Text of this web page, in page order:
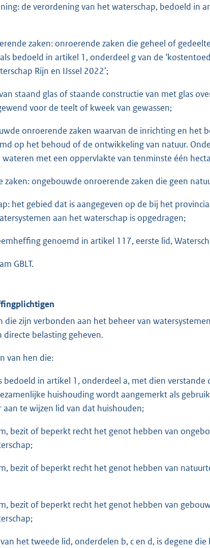
de verordening van het waterschap, bedoeld in
zaken: onroerende zaken die geheel of
bedoeld in artikel 1, onderdeel g van de
Rijn en IJssel 2022’;
staand glas of staande constructie van met glas
voor de teelt of kweek van gewassen;
onroerende zaken waarvan de inrichting en het
op het behoud of de ontwikkeling van natuur.
met een oppervlakte van tenminste één
ongebouwde onroerende zaken die geen
het gebied dat is aangegeven op de bij het
aan het waterschap is opgedragen;
genoemd in artikel 117, eerste lid,
GBLT.
die zijn verbonden aan het beheer van
belasting geheven.
van hen die:
bedoeld in artikel 1, onderdeel a, met dien
huishouding wordt aangemerkt als
te wijzen lid van dat huishouden;
bezit of beperkt recht het genot hebben van
bezit of beperkt recht het genot hebben van
bezit of beperkt recht het genot hebben van
het tweede lid, onderdelen b, c en d, is degene